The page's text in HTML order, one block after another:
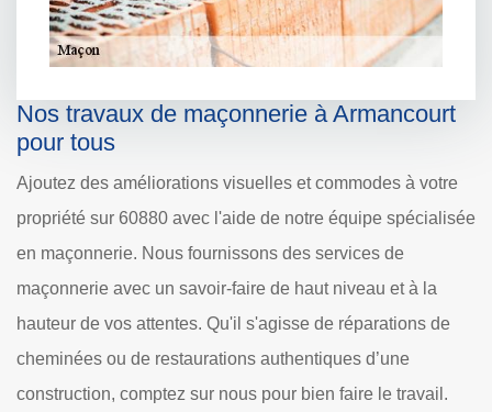
Nos travaux de maçonnerie à Armancourt
pour tous
Ajoutez des améliorations visuelles et commodes à votre
propriété sur 60880 avec l'aide de notre équipe spécialisée
en maçonnerie. Nous fournissons des services de
maçonnerie avec un savoir-faire de haut niveau et à la
hauteur de vos attentes. Qu'il s'agisse de réparations de
cheminées ou de restaurations authentiques d’une
construction, comptez sur nous pour bien faire le travail.